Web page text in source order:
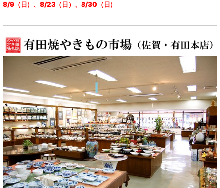
8/9（日）、8/23（日）、8/30（日）